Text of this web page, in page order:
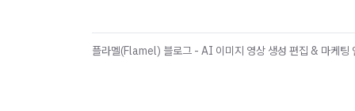
플라멜(Flamel) 블로그 - AI 이미지 영상 생성 편집 & 마케팅